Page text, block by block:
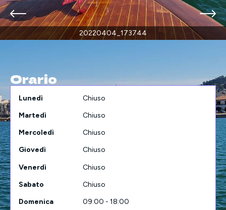
20220404_173744
Orario
Lunedì Chiuso
Martedì Chiuso
Mercoledì Chiuso
Giovedì Chiuso
Venerdì Chiuso
Sabato Chiuso
Domenica 09:00 - 18:00